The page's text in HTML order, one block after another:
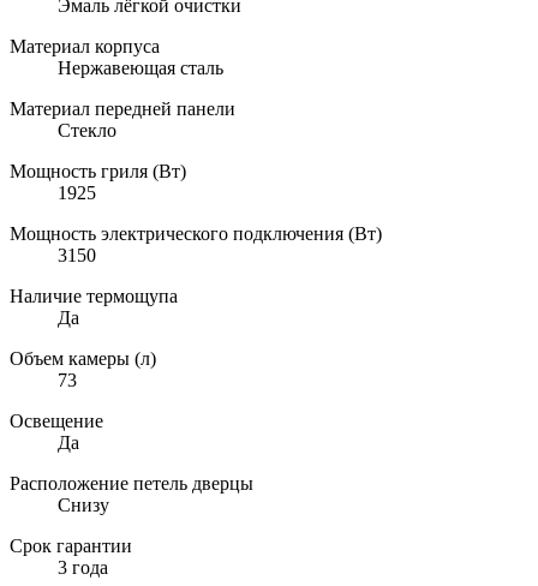
Эмаль лёгкой очистки
Материал корпуса
Нержавеющая сталь
Материал передней панели
Стекло
Мощность гриля (Вт)
1925
Мощность электрического подключения (Вт)
3150
Наличие термощупа
Да
Объем камеры (л)
73
Освещение
Да
Расположение петель дверцы
Снизу
Срок гарантии
3 года